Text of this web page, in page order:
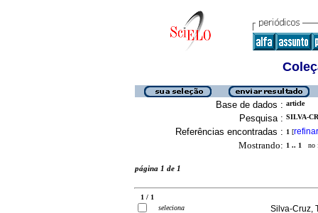
Base de dados : article
Pesquisa : SILVA-
Referências encontradas : 1 [refinar
Mostrando: 1 .. 1 no
página 1 de 1
1 / 1
seleciona
Silva-Cruz,